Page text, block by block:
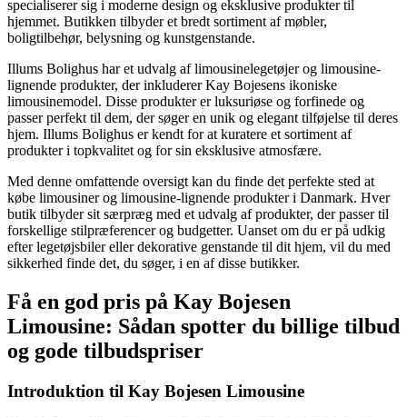
specialiserer sig i moderne design og eksklusive produkter til
hjemmet. Butikken tilbyder et bredt sortiment af møbler,
boligtilbehør, belysning og kunstgenstande.
Illums Bolighus har et udvalg af limousinelegetøjer og limousine-
lignende produkter, der inkluderer Kay Bojesens ikoniske
limousinemodel. Disse produkter er luksuriøse og forfinede og
passer perfekt til dem, der søger en unik og elegant tilføjelse til deres
hjem. Illums Bolighus er kendt for at kuratere et sortiment af
produkter i topkvalitet og for sin eksklusive atmosfære.
Med denne omfattende oversigt kan du finde det perfekte sted at
købe limousiner og limousine-lignende produkter i Danmark. Hver
butik tilbyder sit særpræg med et udvalg af produkter, der passer til
forskellige stilpræferencer og budgetter. Uanset om du er på udkig
efter legetøjsbiler eller dekorative genstande til dit hjem, vil du med
sikkerhed finde det, du søger, i en af disse butikker.
Få en god pris på Kay Bojesen
Limousine: Sådan spotter du billige tilbud
og gode tilbudspriser
Introduktion til Kay Bojesen Limousine